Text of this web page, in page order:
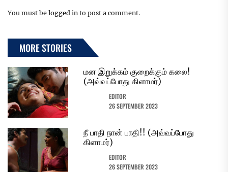
You must be logged in to post a comment.
MORE STORIES
மன இறுக்கம் குறைக்கும் கலை!
(அவ்வப்போது கிளாமர்)
EDITOR
26 SEPTEMBER 2023
நீ பாதி நான் பாதி!! (அவ்வப்போது
கிளாமர்)
EDITOR
26 SEPTEMBER 2023